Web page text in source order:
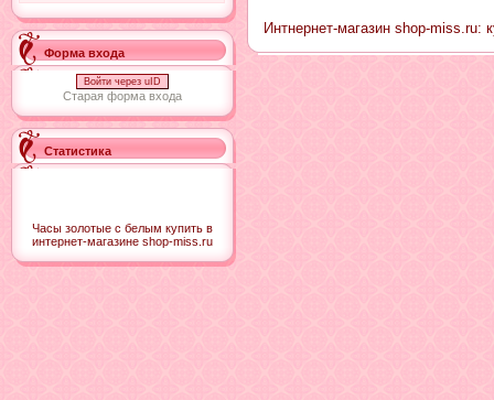
Форма входа
Войти через uID
Старая форма входа
Статистика
Часы золотые с белым купить в
интернет-магазине shop-miss.ru
Интнернет-магазин shop-miss.ru: